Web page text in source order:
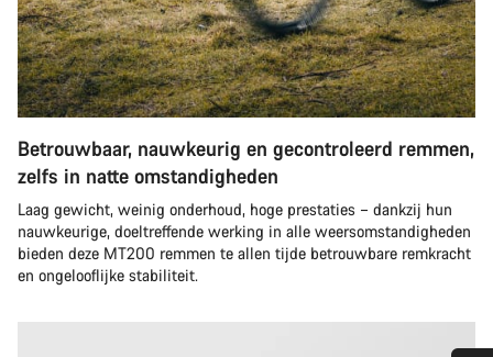
Betrouwbaar, nauwkeurig en gecontroleerd remmen,
zelfs in natte omstandigheden
Laag gewicht, weinig onderhoud, hoge prestaties – dankzij hun
nauwkeurige, doeltreffende werking in alle weersomstandigheden
bieden deze MT200 remmen te allen tijde betrouwbare remkracht
en ongelooflijke stabiliteit.